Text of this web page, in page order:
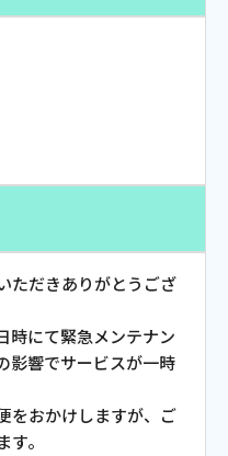
い合わせ
ール
ただきありがとうござ
時にて緊急メンテナン
影響でサービスが一時
をおかけしますが、ご
。